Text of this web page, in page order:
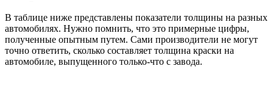
В таблице ниже представлены показатели толщины на разных
автомобилях. Нужно помнить, что это примерные цифры,
полученные опытным путем. Сами производители не могут
точно ответить, сколько составляет толщина краски на
автомобиле, выпущенного только-что с завода.